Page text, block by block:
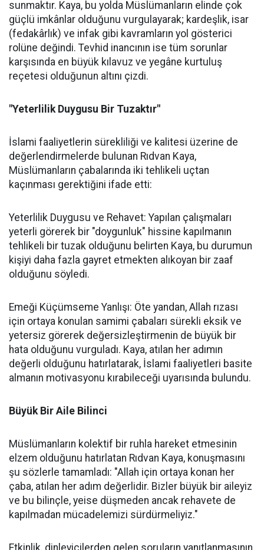
sunmaktır. Kaya, bu yolda Müslümanların elinde çok
güçlü imkânlar olduğunu vurgulayarak; kardeşlik, isar
(fedakârlık) ve infak gibi kavramların yol gösterici
rolüne değindi. Tevhid inancının ise tüm sorunlar
karşısında en büyük kılavuz ve yegâne kurtuluş
reçetesi olduğunun altını çizdi.
"Yeterlilik Duygusu Bir Tuzaktır"
İslami faaliyetlerin sürekliliği ve kalitesi üzerine de
değerlendirmelerde bulunan Rıdvan Kaya,
Müslümanların çabalarında iki tehlikeli uçtan
kaçınması gerektiğini ifade etti:
Yeterlilik Duygusu ve Rehavet: Yapılan çalışmaları
yeterli görerek bir "doygunluk" hissine kapılmanın
tehlikeli bir tuzak olduğunu belirten Kaya, bu durumun
kişiyi daha fazla gayret etmekten alıkoyan bir zaaf
olduğunu söyledi.
Emeği Küçümseme Yanlışı: Öte yandan, Allah rızası
için ortaya konulan samimi çabaları sürekli eksik ve
yetersiz görerek değersizleştirmenin de büyük bir
hata olduğunu vurguladı. Kaya, atılan her adımın
değerli olduğunu hatırlatarak, İslami faaliyetleri basite
almanın motivasyonu kırabileceği uyarısında bulundu.
Büyük Bir Aile Bilinci
Müslümanların kolektif bir ruhla hareket etmesinin
elzem olduğunu hatırlatan Rıdvan Kaya, konuşmasını
şu sözlerle tamamladı: "Allah için ortaya konan her
çaba, atılan her adım değerlidir. Bizler büyük bir aileyiz
ve bu bilinçle, yeise düşmeden ancak rehavete de
kapılmadan mücadelemizi sürdürmeliyiz."